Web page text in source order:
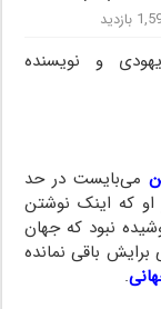
بازدید
و نویسنده
می‌بایست در حد
او که اینک نوشتن
به پایان برده بود – ۱۹۴۸ – پوشیده نبود که جهان
باقی نمانده
.